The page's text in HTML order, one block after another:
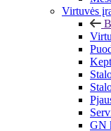
Virtuvės
GN